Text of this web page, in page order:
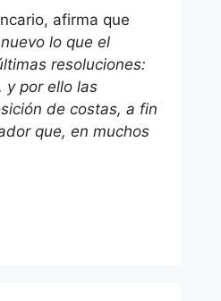
afirma que
lo que el
resoluciones:
y por ello las
de costas, a fin
que, en muchos